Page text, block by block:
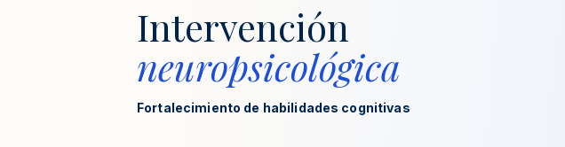
Intervención
neuropsicológica
Fortalecimiento de habilidades cognitivas